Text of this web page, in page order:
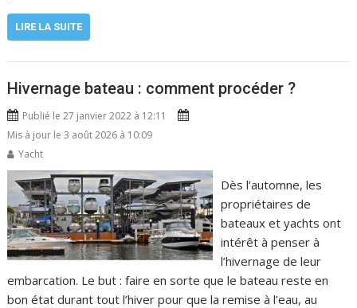
LIRE LA SUITE
Hivernage bateau : comment procéder ?
Publié le 27 janvier 2022 à 12:11
Mis à jour le 3 août 2026 à 10:09
Yacht
Dès l’automne, les
propriétaires de
bateaux et yachts ont
intérêt à penser à
l’hivernage de leur
embarcation. Le but : faire en sorte que le bateau reste en
bon état durant tout l’hiver pour que la remise à l’eau, au